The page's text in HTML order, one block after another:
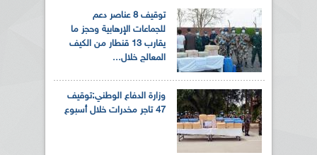
توقيف 8 عناصر دعم
للجماعات الإرهابية وحجز ما
يقارب 13 قنطار من الكيف
المعالج خلال...
وزارة الدفاع الوطني:توقيف
47 تاجر مخدرات خلال أسبوع